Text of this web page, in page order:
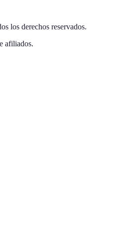
los derechos reservados.
afiliados.